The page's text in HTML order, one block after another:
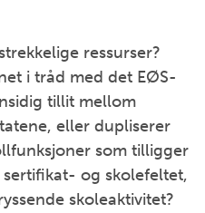
ressurser?
i tråd med det EØS-
tillit mellom
eller dupliserer
som tilligger
og skolefeltet,
skoleaktivitet?